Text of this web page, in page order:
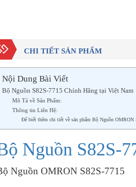
CHI TIẾT SẢN PHẨM
Nội Dung Bài Viết
Bộ Nguồn S82S-7715 Chính Hãng tại Việt Nam
Mô Tả về Sản Phẩm:
Thông tin Liên Hệ:
Để biết thêm chi tiết về sản phẩm Bộ Nguồn
Nguồn S82S-
Nguồn OMRON S82S-7715